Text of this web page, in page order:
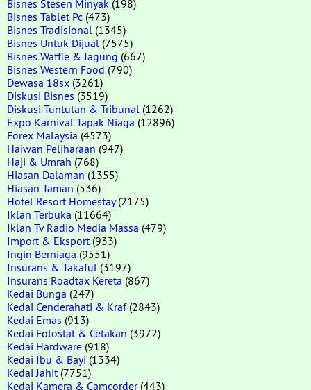
Bisnes Stesen Minyak (198)
Bisnes Tablet Pc (473)
Bisnes Tradisional (1345)
Bisnes Untuk Dijual (7575)
Bisnes Waffle & Jagung (667)
Bisnes Western Food (790)
Dewasa 18sx (3261)
Diskusi Bisnes (3519)
Diskusi Tuntutan & Tribunal (1262)
Expo Karnival Tapak Niaga (12896)
Forex Malaysia (4573)
Haiwan Peliharaan (947)
Haji & Umrah (768)
Hiasan Dalaman (1355)
Hiasan Taman (536)
Hotel Resort Homestay(2175)
Iklan Terbuka (11664)
Iklan Tv Radio Media Massa (479)
Import & Eksport (933)
Ingin Berniaga (9551)
Insurans & Takaful (3197)
Insurans Roadtax Kereta (867)
Kedai Bunga (247)
Kedai Cenderahati & Kraf(2843)
Kedai Emas (913)
Kedai Fotostat & Cetakan (3972)
Kedai Hardware (918)
Kedai Ibu & Bayi (1334)
Kedai Jahit (7751)
Kedai Kamera & Camcorder(443)